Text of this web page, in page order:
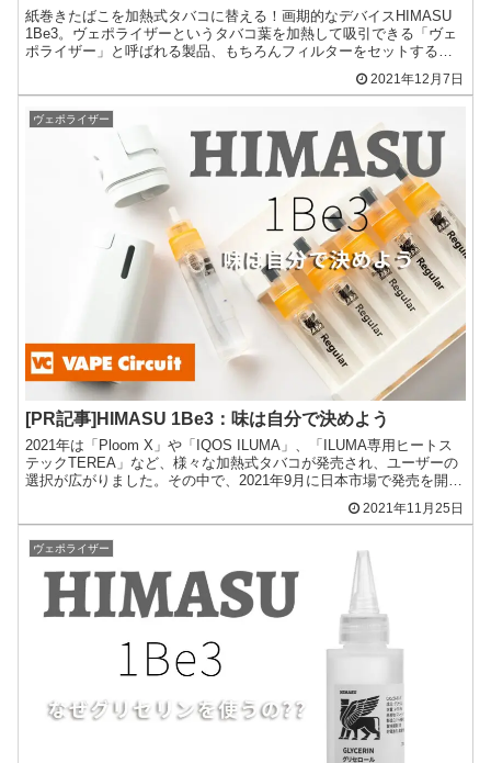
紙巻きたばこを加熱式タバコに替える！画期的なデバイスHIMASU
1Be3。ヴェポライザーというタバコ葉を加熱して吸引できる「ヴェ
ポライザー」と呼ばれる製品、もちろんフィルターをセットするこ
2021年12月7日
ヴェポライザー
[PR記事]HIMASU 1Be3：味は自分で決めよう
2021年は「Ploom X」や「IQOS ILUMA」、「ILUMA専用ヒートス
テックTEREA」など、様々な加熱式タバコが発売され、ユーザーの
選択が広がりました。その中で、2021年9月に日本市場で発売を開始
2021年11月25日
ヴェポライザー